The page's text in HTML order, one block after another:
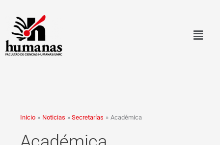
contenido
Inicio Noticias Secretarías Académica